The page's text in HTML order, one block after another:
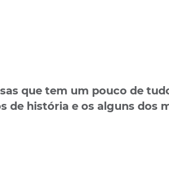
que tem um pouco de
de história e os alguns dos